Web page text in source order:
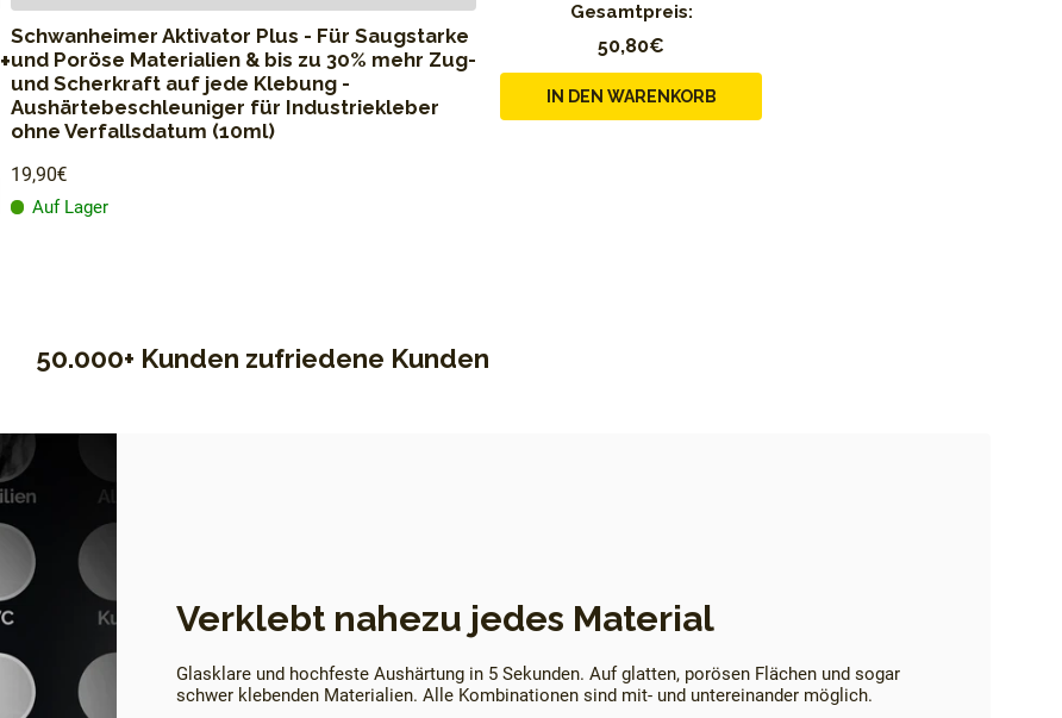
+
Schwanheimer Aktivator Plus - Für Saugstarke
und Poröse Materialien & bis zu 30% mehr Zug-
und Scherkraft auf jede Klebung -
Aushärtebeschleuniger für Industriekleber
ohne Verfallsdatum (10ml)
19,90€
Auf Lager
Gesamtpreis:
50,80€
IN DEN WARENKORB
50.000+ Kunden zufriedene Kunden
Verklebt nahezu jedes Material
Glasklare und hochfeste Aushärtung in 5 Sekunden. Auf glatten, porösen Flächen und sogar
schwer klebenden Materialien. Alle Kombinationen sind mit- und untereinander möglich.